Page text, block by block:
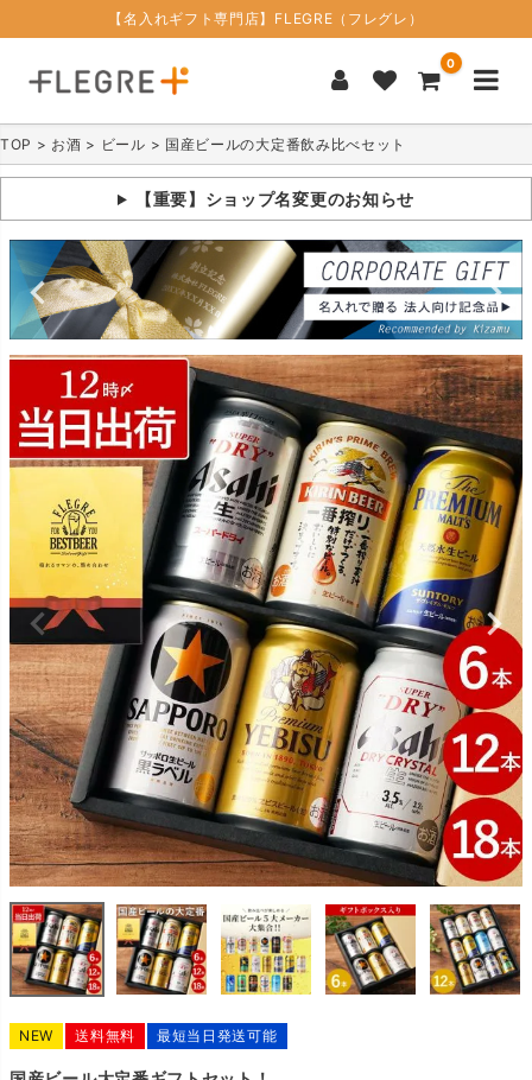
【名入れギフト専門店】FLEGRE（フレグレ）
0
TOP お酒 ビール 国産ビールの大定番飲み比べセット
【重要】ショップ名変更のお知らせ
NEW 送料無料 最短当日発送可能